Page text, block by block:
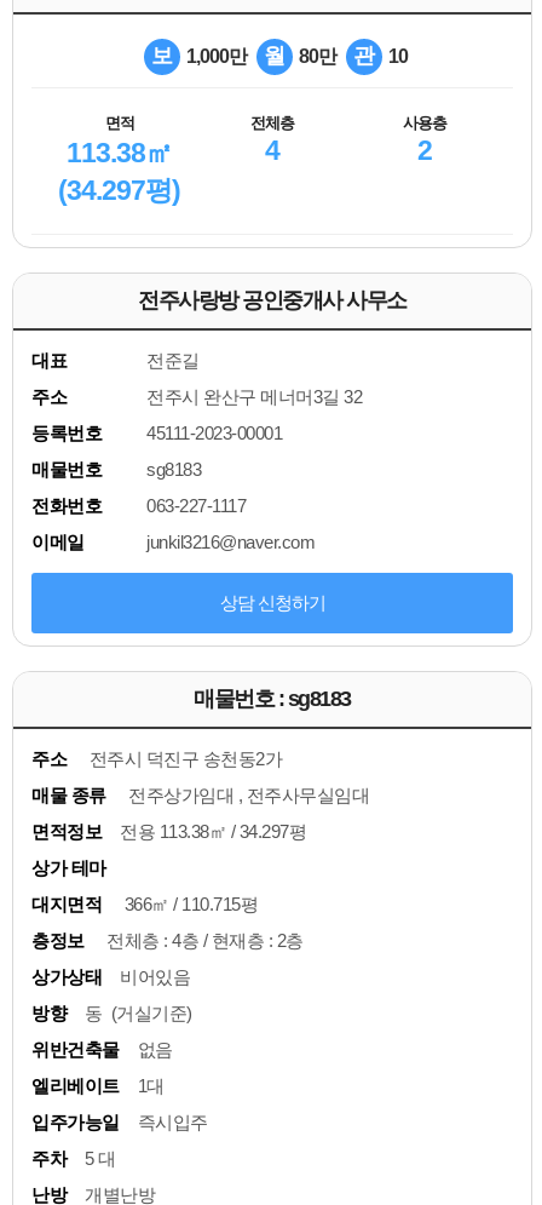
보 1,000만 월 80만 관 10
면적
113.38㎡
(34.297평)
전체층
4
사용층
2
전주사랑방 공인중개사 사무소
대표
전준길
주소
전주시 완산구 메너머3길 32
등록번호
45111-2023-00001
매물번호
sg8183
전화번호
063-227-1117
이메일
junkil3216@naver.com
상담 신청하기
매물번호 : sg8183
주소
전주시 덕진구 송천동2가
매물 종류
전주상가임대 , 전주사무실임대
면적정보
전용 113.38㎡ / 34.297평
상가 테마
대지면적
366㎡ / 110.715평
층정보
전체층 : 4층 / 현재층 : 2층
상가상태
비어있음
방향
동 (거실기준)
위반건축물
없음
엘리베이트
1대
입주가능일
즉시입주
주차
5 대
난방
개별난방